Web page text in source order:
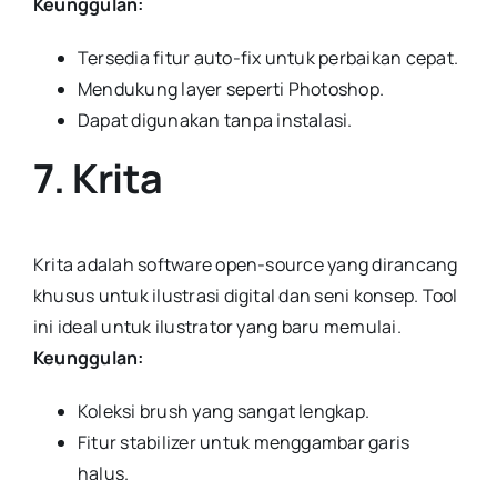
Tersedia fitur auto-fix untuk perbaikan cepat.
Mendukung layer seperti Photoshop.
Dapat digunakan tanpa instalasi.
7. Krita
Krita adalah software open-source yang dirancang
khusus untuk ilustrasi digital dan seni konsep. Tool
ini ideal untuk ilustrator yang baru memulai.
Keunggulan:
Koleksi brush yang sangat lengkap.
Fitur stabilizer untuk menggambar garis
halus.